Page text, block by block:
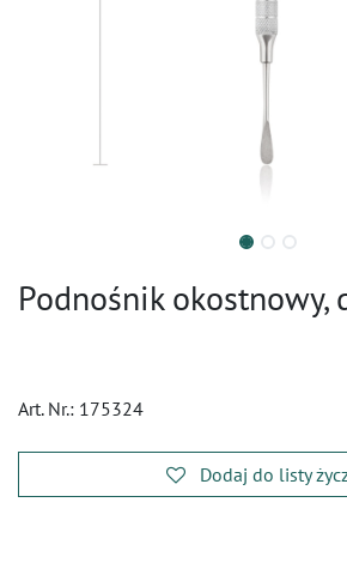
Podnośnik okostnowy,
Art. Nr.: 175324
Dodaj do listy